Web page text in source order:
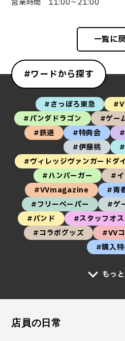
営業時間 11:00～21:00
一覧に
#ワードから探す
#さっぽろ東急
#パンダドラゴン
#ゲー
#鉄道
#特典会
#伊藤桃
#ヴィレッジヴァンガードダ
#ハンバーガー
#イ
#VVmagazine
#青
#フリーペーパー
#ゲ
#バンド
#スタッフオス
#コラボグッズ
#VV
#購入
もっ
店員の日常